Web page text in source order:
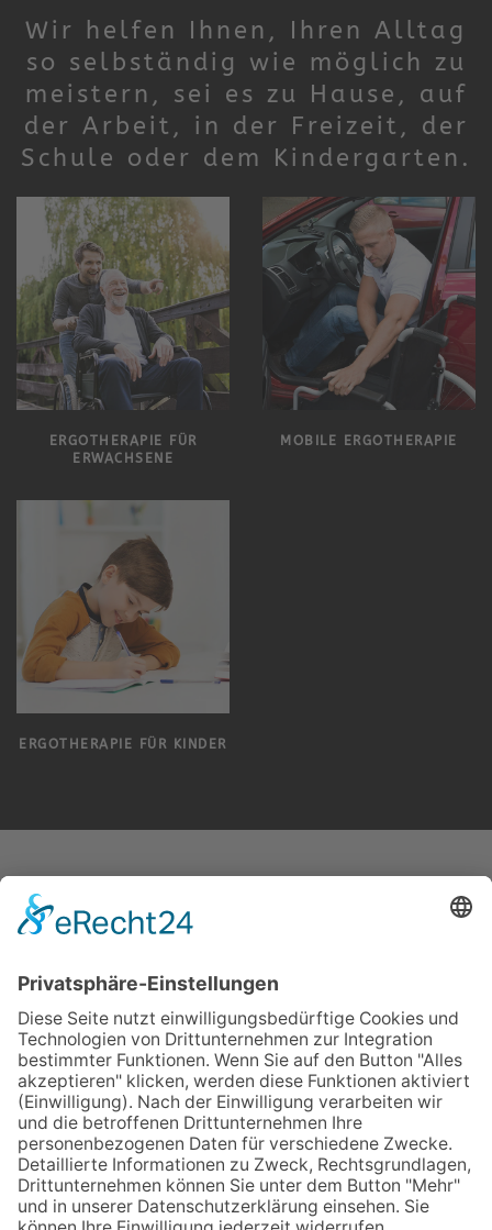
Wir helfen Ihnen, Ihren Alltag
so selbständig wie möglich zu
meistern, sei es zu Hause, auf
der Arbeit, in der Freizeit, der
Schule oder dem Kindergarten.
ERGOTHERAPIE FÜR
ERWACHSENE
MOBILE ERGOTHERAPIE
ERGOTHERAPIE FÜR KINDER
Ulrich Schlegel
Franckstrasse 38/1
71665 Vaihingen/Enz
Tel.: 07042 92089
Fax: 07042 35989 04
Mobil: 0163 63510 90